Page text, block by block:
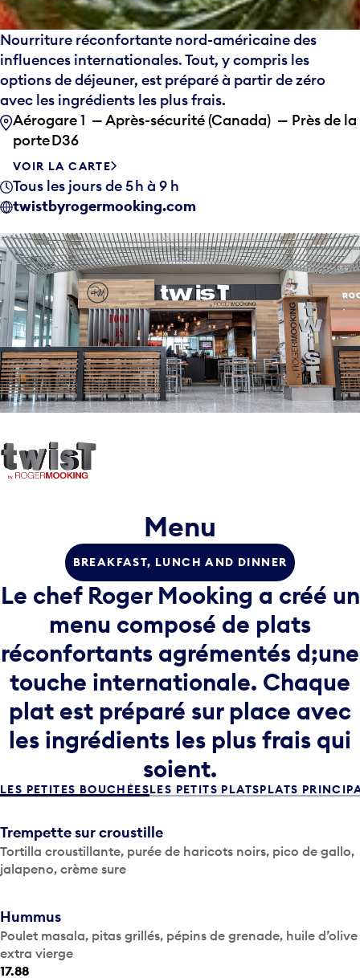
Nourriture réconfortante nord-américaine des
influences internationales. Tout, y compris les
options de déjeuner, est préparé à partir de zéro
avec les ingrédients les plus frais.
Aérogare 1 — Après-sécurité (Canada) — Près de la
porte D36
VOIR LA CARTE
Tous les jours de 5 h à 9 h
twistbyrogermooking.com
Menu
BREAKFAST, LUNCH AND DINNER
Le chef Roger Mooking a créé un
menu composé de plats
réconfortants agrémentés d;une
touche internationale. Chaque
plat est préparé sur place avec
les ingrédients les plus frais qui
soient.
LES PETITES BOUCHÉESLES PETITS PLATSPLATS
Trempette sur croustille
Tortilla croustillante, purée de haricots noirs, pico de gallo,
jalapeno, crème sure
Hummus
Poulet masala, pitas grillés, pépins de grenade, huile d’olive
extra vierge
17.88